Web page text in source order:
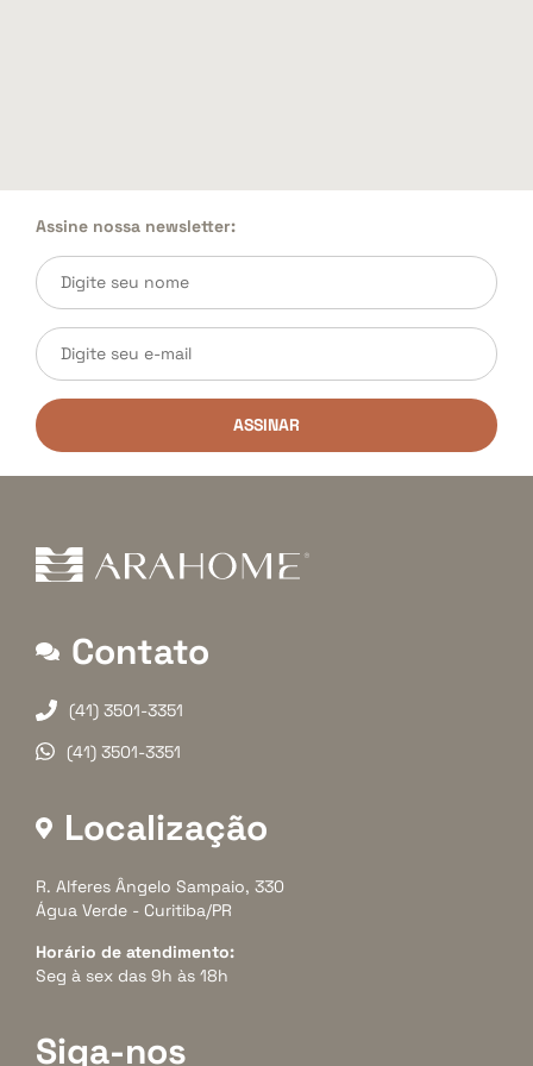
Assine nossa newsletter:
ASSINAR
Contato
(41) 3501-3351
(41) 3501-3351
Localização
R. Alferes Ângelo Sampaio, 330
Água Verde - Curitiba/PR
Horário de atendimento:
Seg à sex das 9h às 18h
Siga-nos